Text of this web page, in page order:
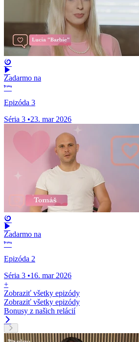
Zadarmo na
Epizóda 3
Séria 3 •23. mar 2026
Zadarmo na
Epizóda 2
Séria 3 •16. mar 2026
+
Zobraziť všetky epizódy
Zobraziť všetky epizódy
Bonusy z našich relácií